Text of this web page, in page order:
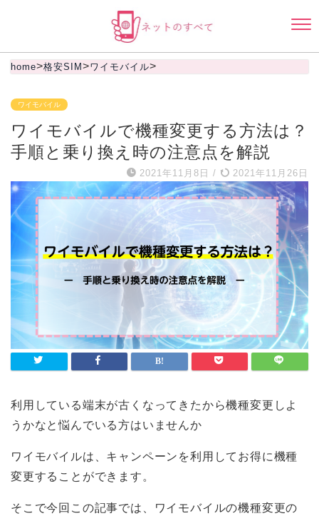
home>格安SIM >ワイモバイル>
ワイモバイル
ワイモバイルで機種変更する方法は？
手順と乗り換え時の注意点を解説
2021年11月8日 / 2021年11月26日
利用している端末が古くなってきたから機種変更しよ
うかなと悩んでいる方はいませんか
ワイモバイルは、キャンペーンを利用してお得に機種
変更することができます。
そこで今回この記事では、ワイモバイルの機種変更の